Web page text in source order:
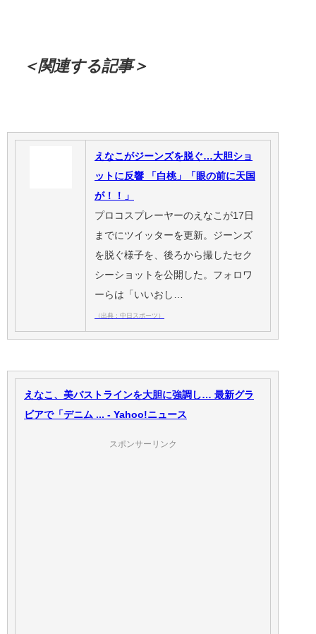
＜関連する記事＞
えなこがジーンズを脱ぐ…大胆ショ
ットに反響 「白桃」「眼の前に天国
が！！」
プロコスプレーヤーのえなこが17日
までにツイッターを更新。ジーンズ
を脱ぐ様子を、後ろから撮したセク
シーショットを公開した。フォロワ
ーらは「いいおし…
（出典：中日スポーツ）
えなこ、美バストラインを大胆に強調し… 最新グラ
ビアで「デニム ... - Yahoo!ニュース
スポンサーリンク